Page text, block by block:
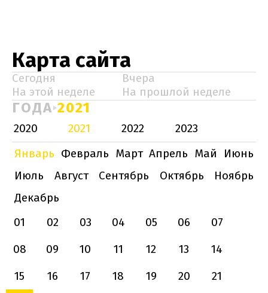
Карта сайта
Сегодня
Вчера
На этой неделе
На прошлой неделе
ГОДА 2021
2020 2021 2022
2023
Январь Февраль Март Апрель Май
Июнь
Июль
Август Сентябрь Октябрь
Ноябрь
Декабрь
01
02 03 04 05 06
07
08
09 10 11 12 13
14
15
16 17 18 19 20
21